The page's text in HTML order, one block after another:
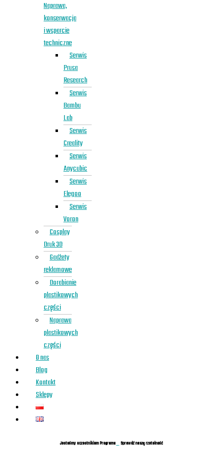
Naprawa,
konserwacja
i wsparcie
techniczne
Serwis
Prusa
Research
Serwis
Bambu
Lab
Serwis
Creality
Serwis
Anycubic
Serwis
Elegoo
Serwis
Voron
Cosplay
Druk 3D
Gadżety
reklamowe
Dorabianie
plastikowych
części
Naprawa
plastikowych
części
O nas
Blog
Kontakt
Sklepy
Jesteśmy uczestnikiem Programu Sprawdź naszą rzetelność